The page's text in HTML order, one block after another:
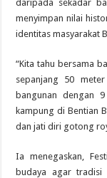
daripada sekadar
menyimpan nilai
identitas masyarakat
“Kita tahu bersama
sepanjang 50
bangunan dengan
kampung di Bentian
dan jati diri gotong
Ia menegaskan,
budaya agar tradisi